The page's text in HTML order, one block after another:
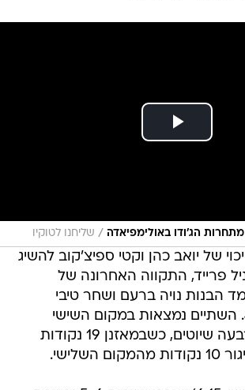
מתחרות הג'ודו באולימפיאדה / שליחנו לטוקיו
של יואב כהן וקטי ספיצ'קוב להשיג
פרייד, התקווה האחרונה של
הבנות נויה ברעם ושחר טיבי
במפרשיות 470. השתיים נמצאות במקום השישי
הכללי אחרי ארבעה שיוטים, כשבמאזנן 19 נקודות
השלישי.